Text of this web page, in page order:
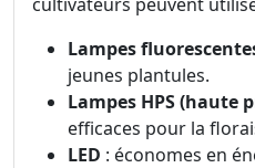
Lampes
jeunes plantules.
Lampes HPS (haute
efficaces pour la
LED : économes en